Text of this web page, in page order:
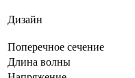
Дизайн
Поперечное сечение
Длина волны